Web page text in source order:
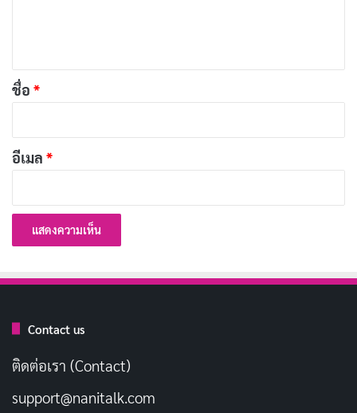
เสียงประกอบเพื่อเร้าอารมณ์มีการใช้เสียงดนตรีหรือ
เสียงประกอบเพื่อเร้าอารมณ์ความรู้สึกของผู้ชม ทำให้
สิ่งสยองขวัญปรากฏอย่างกะทันหัน
บรรยากาศถูกสร้างขึ้นมาแล้ว สิ่งสยองขวัญจะปรากฏ
ขึ้นอย่างกะทันหันและไม่ได้คาดคิด ส่งผลให้ผู้ชมสะดุ้ง
จากความตกใจ
[รีวิว-เรื่องย่อ] Black Trick: The Lawyer Who
*
ชื่อ *
อีเมล *
Contact us
ติดต่อเรา (Contact)
support@nanitalk.com